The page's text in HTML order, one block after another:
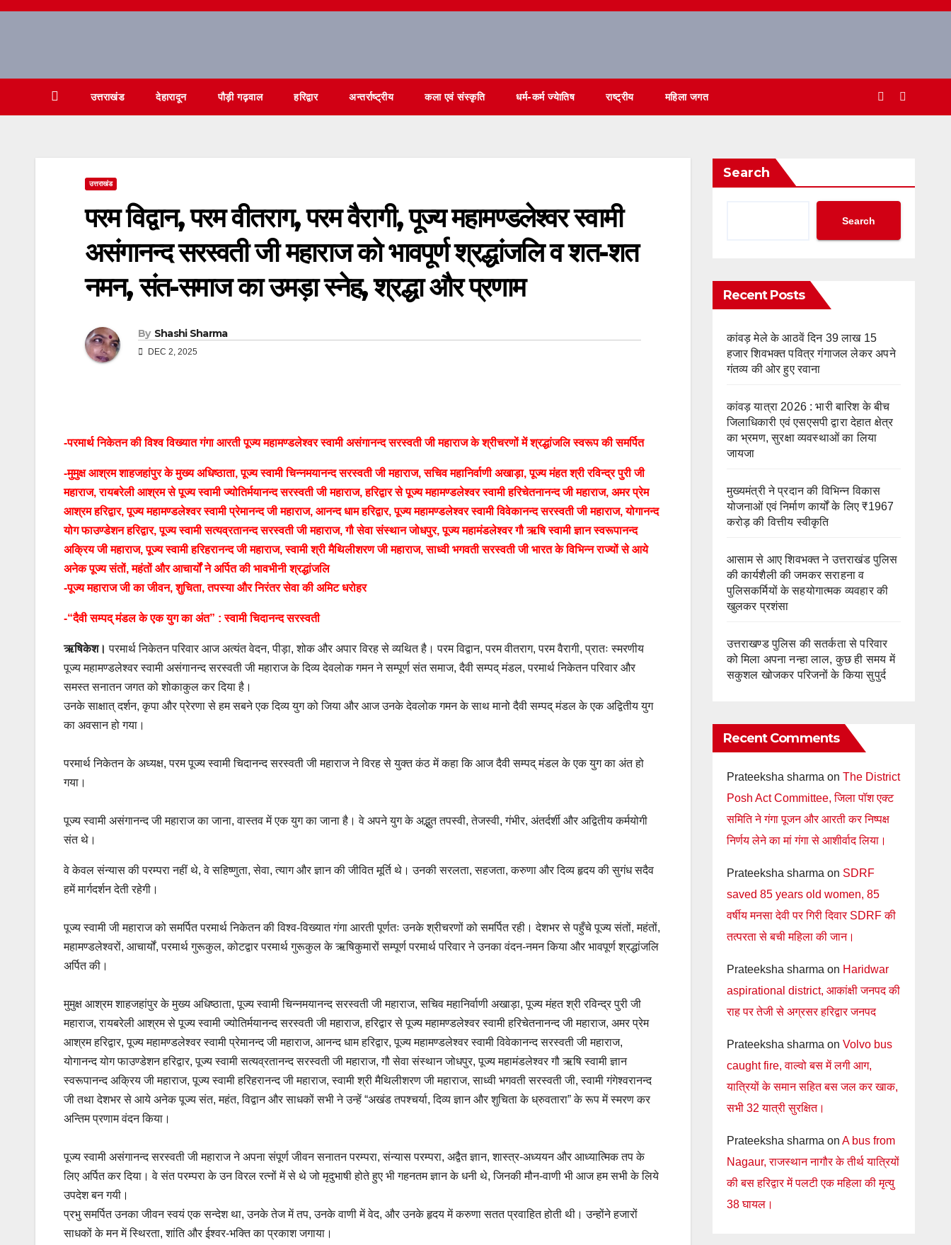
Skip
उत्तराखंड देहारादून पौड़ी गढ़वाल हरिद्वार अन्तर्राष्ट्रीय कला एवं संस्कृति धर्म-कर्म ज्येातिष राष्ट्रीय महिला जगत
उत्तराखंड
परम विद्वान, परम वीतराग, परम वैरागी, पूज्य महामण्डलेश्वर स्वामी
असंगानन्द सरस्वती जी महाराज को भावपूर्ण श्रद्धांजलि व शत-शत
नमन, संत-समाज का उमड़ा स्नेह, श्रद्धा और प्रणाम
By Shashi Sharma
DEC 2, 2025
-परमार्थ निकेतन की विश्व विख्यात गंगा आरती पूज्य महामण्डलेश्वर स्वामी असंगानन्द सरस्वती जी महाराज के श्रीचरणों में श्रद्धांजलि स्वरूप की समर्पित
-मुमुक्ष आश्रम शाहजहांपुर के मुख्य अधिष्ठाता, पूज्य स्वामी चिन्नमयानन्द सरस्वती जी महाराज, सचिव महानिर्वाणी अखाड़ा, पूज्य मंहत श्री रविन्द्र पुरी जी
महाराज, रायबरेली आश्रम से पूज्य स्वामी ज्योतिर्मयानन्द सरस्वती जी महाराज, हरिद्वार से पूज्य महामण्डलेश्वर स्वामी हरिचेतनानन्द जी महाराज, अमर प्रेम
आश्रम हरिद्वार, पूज्य महामण्डलेश्वर स्वामी प्रेमानन्द जी महाराज, आनन्द धाम हरिद्वार, पूज्य महामण्डलेश्वर स्वामी विवेकानन्द सरस्वती जी महाराज, योगानन्द
योग फाउण्डेशन हरिद्वार, पूज्य स्वामी सत्यव्रतानन्द सरस्वती जी महाराज, गौ सेवा संस्थान जोधपुर, पूज्य महामंडलेश्वर गौ ऋषि स्वामी ज्ञान स्वरूपानन्द
अक्रिय जी महाराज, पूज्य स्वामी हरिहरानन्द जी महाराज, स्वामी श्री मैथिलीशरण जी महाराज, साध्वी भगवती सरस्वती जी भारत के विभिन्न राज्यों से आये
अनेक पूज्य संतों, महंतों और आचार्यों ने अर्पित की भावभीनी श्रद्धांजलि
-पूज्य महाराज जी का जीवन, शुचिता, तपस्या और निरंतर सेवा की अमिट धरोहर
-“दैवी सम्पद् मंडल के एक युग का अंत” : स्वामी चिदानन्द सरस्वती
ऋषिकेश। परमार्थ निकेतन परिवार आज अत्यंत वेदन, पीड़ा, शोक और अपार विरह से व्यथित है। परम विद्वान, परम वीतराग, परम वैरागी, प्रातः स्मरणीय
पूज्य महामण्डलेश्वर स्वामी असंगानन्द सरस्वती जी महाराज के दिव्य देवलोक गमन ने सम्पूर्ण संत समाज, दैवी सम्पद् मंडल, परमार्थ निकेतन परिवार और
समस्त सनातन जगत को शोकाकुल कर दिया है।
उनके साक्षात् दर्शन, कृपा और प्रेरणा से हम सबने एक दिव्य युग को जिया और आज उनके देवलोक गमन के साथ मानो दैवी सम्पद् मंडल के एक अद्वितीय युग
का अवसान हो गया।
परमार्थ निकेतन के अध्यक्ष, परम पूज्य स्वामी चिदानन्द सरस्वती जी महाराज ने विरह से युक्त कंठ में कहा कि आज दैवी सम्पद् मंडल के एक युग का अंत हो
गया।
पूज्य स्वामी असंगानन्द जी महाराज का जाना, वास्तव में एक युग का जाना है। वे अपने युग के अद्भुत तपस्वी, तेजस्वी, गंभीर, अंतर्दर्शी और अद्वितीय कर्मयोगी
संत थे।
वे केवल संन्यास की परम्परा नहीं थे, वे सहिष्णुता, सेवा, त्याग और ज्ञान की जीवित मूर्ति थे। उनकी सरलता, सहजता, करुणा और दिव्य हृदय की सुगंध सदैव
हमें मार्गदर्शन देती रहेगी।
पूज्य स्वामी जी महाराज को समर्पित परमार्थ निकेतन की विश्व-विख्यात गंगा आरती पूर्णतः उनके श्रीचरणों को समर्पित रही। देशभर से पहुँचे पूज्य संतों, महंतों,
महामण्डलेश्वरों, आचार्यों, परमार्थ गुरूकुल, कोटद्वार परमार्थ गुरूकुल के ऋषिकुमारों सम्पूर्ण परमार्थ परिवार ने उनका वंदन-नमन किया और भावपूर्ण श्रद्धांजलि
अर्पित की।
मुमुक्ष आश्रम शाहजहांपुर के मुख्य अधिष्ठाता, पूज्य स्वामी चिन्नमयानन्द सरस्वती जी महाराज, सचिव महानिर्वाणी अखाड़ा, पूज्य मंहत श्री रविन्द्र पुरी जी
महाराज, रायबरेली आश्रम से पूज्य स्वामी ज्योतिर्मयानन्द सरस्वती जी महाराज, हरिद्वार से पूज्य महामण्डलेश्वर स्वामी हरिचेतनानन्द जी महाराज, अमर प्रेम
आश्रम हरिद्वार, पूज्य महामण्डलेश्वर स्वामी प्रेमानन्द जी महाराज, आनन्द धाम हरिद्वार, पूज्य महामण्डलेश्वर स्वामी विवेकानन्द सरस्वती जी महाराज,
योगानन्द योग फाउण्डेशन हरिद्वार, पूज्य स्वामी सत्यव्रतानन्द सरस्वती जी महाराज, गौ सेवा संस्थान जोधपुर, पूज्य महामंडलेश्वर गौ ऋषि स्वामी ज्ञान
स्वरूपानन्द अक्रिय जी महाराज, पूज्य स्वामी हरिहरानन्द जी महाराज, स्वामी श्री मैथिलीशरण जी महाराज, साध्वी भगवती सरस्वती जी, स्वामी गंगेश्वरानन्द
जी तथा देशभर से आये अनेक पूज्य संत, महंत, विद्वान और साधकों सभी ने उन्हें “अखंड तपश्चर्या, दिव्य ज्ञान और शुचिता के ध्रुवतारा” के रूप में स्मरण कर
अन्तिम प्रणाम वंदन किया।
पूज्य स्वामी असंगानन्द सरस्वती जी महाराज ने अपना संपूर्ण जीवन सनातन परम्परा, संन्यास परम्परा, अद्वैत ज्ञान, शास्त्र-अध्ययन और आध्यात्मिक तप के
लिए अर्पित कर दिया। वे संत परम्परा के उन विरल रत्नों में से थे जो मृदुभाषी होते हुए भी गहनतम ज्ञान के धनी थे, जिनकी मौन-वाणी भी आज हम सभी के लिये
उपदेश बन गयी।
प्रभु समर्पित उनका जीवन स्वयं एक सन्देश था, उनके तेज में तप, उनके वाणी में वेद, और उनके हृदय में करुणा सतत प्रवाहित होती थी। उन्होंने हजारों
साधकों के मन में स्थिरता, शांति और ईश्वर-भक्ति का प्रकाश जगाया।
Search
Search
Recent Posts
कांवड़ मेले के आठवें दिन 39 लाख 15
हजार शिवभक्त पवित्र गंगाजल लेकर अपने
गंतव्य की ओर हुए रवाना
कांवड़ यात्रा 2026 : भारी बारिश के बीच
जिलाधिकारी एवं एसएसपी द्वारा देहात क्षेत्र
का भ्रमण, सुरक्षा व्यवस्थाओं का लिया
जायजा
मुख्यमंत्री ने प्रदान की विभिन्न विकास
योजनाओं एवं निर्माण कार्यों के लिए ₹1967
करोड़ की वित्तीय स्वीकृति
आसाम से आए शिवभक्त ने उत्तराखंड पुलिस
की कार्यशैली की जमकर सराहना व
पुलिसकर्मियों के सहयोगात्मक व्यवहार की
खुलकर प्रशंसा
उत्तराखण्ड पुलिस की सतर्कता से परिवार
को मिला अपना नन्हा लाल, कुछ ही समय में
सकुशल खोजकर परिजनों के किया सुपुर्द
Recent Comments
Prateeksha sharma on The District
Posh Act Committee, जिला पॉश एक्ट
समिति ने गंगा पूजन और आरती कर निष्पक्ष
निर्णय लेने का मां गंगा से आशीर्वाद लिया।
Prateeksha sharma on SDRF
saved 85 years old women, 85
वर्षीय मनसा देवी पर गिरी दिवार SDRF की
तत्परता से बची महिला की जान।
Prateeksha sharma on Haridwar
aspirational district, आकांक्षी जनपद की
राह पर तेजी से अग्रसर हरिद्वार जनपद
Prateeksha sharma on Volvo bus
caught fire, वाल्वो बस में लगी आग,
यात्रियों के समान सहित बस जल कर खाक,
सभी 32 यात्री सुरक्षित।
Prateeksha sharma on A bus from
Nagaur, राजस्थान नागौर के तीर्थ यात्रियों
की बस हरिद्वार में पलटी एक महिला की मृत्यु
38 घायल।